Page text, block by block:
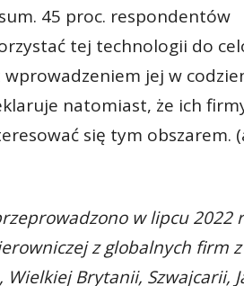
45 proc. respondentów
tej technologii do
jej w
natomiast, że ich
się tym obszarem.
w lipcu 2022
z globalnych firm z
Brytanii, Szwajcarii,